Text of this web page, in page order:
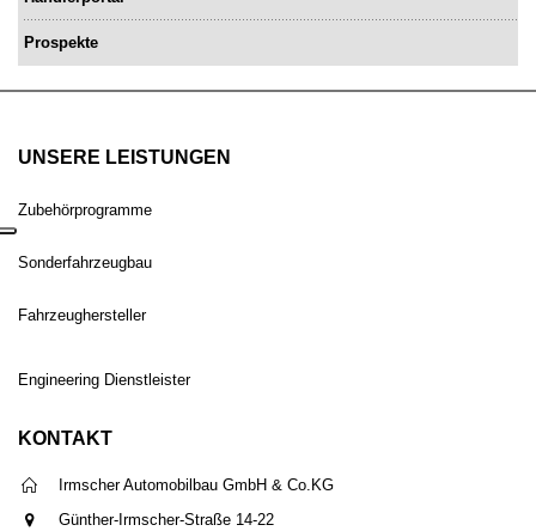
Prospekte
UNSERE LEISTUNGEN
Zubehörprogramme
Sonderfahrzeugbau
Fahrzeughersteller
Engineering Dienstleister
KONTAKT
Irmscher Automobilbau GmbH & Co.KG
Günther-Irmscher-Straße 14-22